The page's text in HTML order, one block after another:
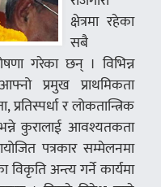
क्षेत्रमा रहेका
सबै
गरेका छन् । विभिन्न
प्रमुख प्राथमिकता
प्रतिस्पर्धा र लोकतान्त्रिक
कुरालाई आवश्यतकता
पत्रकार सम्मेलनमा
अन्त्य गर्ने कार्यमा